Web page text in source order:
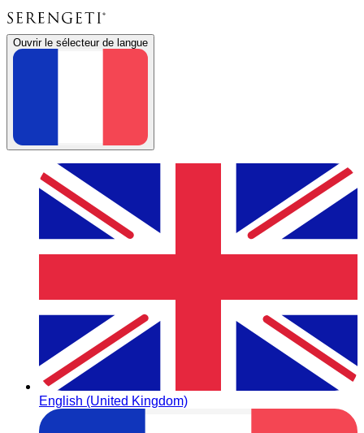
Ouvrir le sélecteur de langue
English (United Kingdom)